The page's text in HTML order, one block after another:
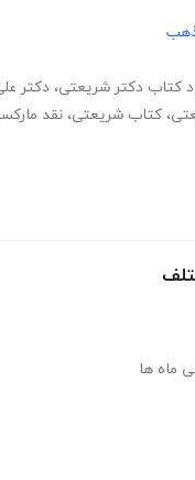
کتاب دکتر شریعتی، دکتر
، کتاب شریعتی، نقد
ماه ها